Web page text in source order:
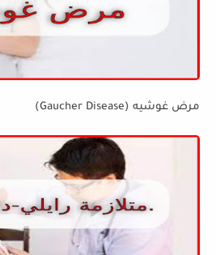
مرض غوشيه (Gaucher Disease)